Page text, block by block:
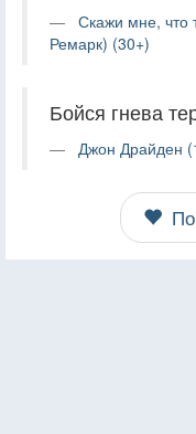
Скажи мне,
Ремарк) (30+)
Бойся гнева
Джон Драйден